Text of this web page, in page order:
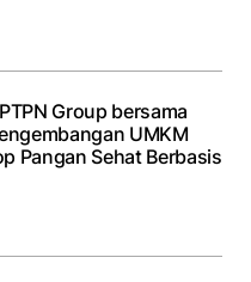
Group bersama
UMKM
Pangan Sehat Berbasis